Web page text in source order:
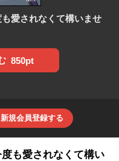
愛されなくて構いませ
850pt
新規会員登録する
も愛されなくて構い